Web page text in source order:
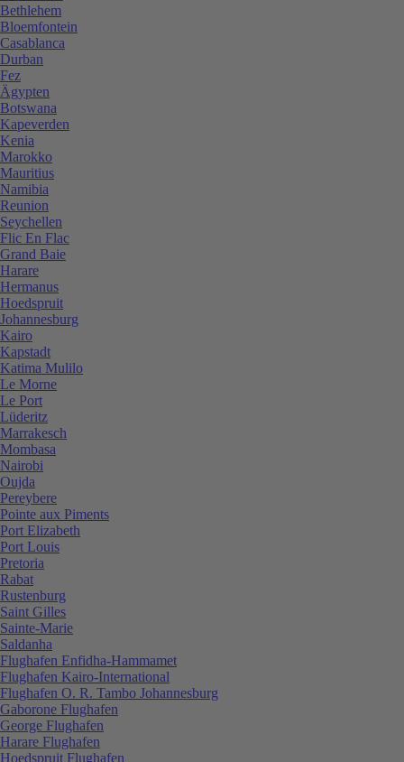
Bethlehem
Bloemfontein
Casablanca
Durban
Fez
Ägypten
Botswana
Kapeverden
Kenia
Marokko
Mauritius
Namibia
Reunion
Seychellen
Flic En Flac
Grand Baie
Harare
Hermanus
Hoedspruit
Johannesburg
Kairo
Kapstadt
Katima Mulilo
Le Morne
Le Port
Lüderitz
Marrakesch
Mombasa
Nairobi
Oujda
Pereybere
Pointe aux Piments
Port Elizabeth
Port Louis
Pretoria
Rabat
Rustenburg
Saint Gilles
Sainte-Marie
Saldanha
Flughafen Enfidha-Hammamet
Flughafen Kairo-International
Flughafen O. R. Tambo Johannesburg
Gaborone Flughafen
George Flughafen
Harare Flughafen
Hoedspruit Flughafen